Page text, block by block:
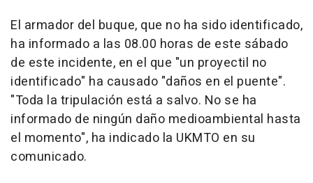
El armador del buque, que no ha sido identificado,
ha informado a las 08.00 horas de este sábado
de este incidente, en el que "un proyectil no
identificado" ha causado "daños en el puente".
"Toda la tripulación está a salvo. No se ha
informado de ningún daño medioambiental hasta
el momento", ha indicado la UKMTO en su
comunicado.